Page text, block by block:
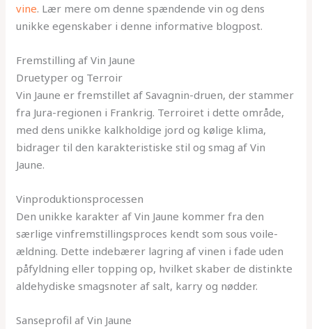
vine. Lær mere om denne spændende vin og dens
unikke egenskaber i denne informative blogpost.
Fremstilling af Vin Jaune
Druetyper og Terroir
Vin Jaune er fremstillet af Savagnin-druen, der stammer
fra Jura-regionen i Frankrig. Terroiret i dette område,
med dens unikke kalkholdige jord og kølige klima,
bidrager til den karakteristiske stil og smag af Vin
Jaune.
Vinproduktionsprocessen
Den unikke karakter af Vin Jaune kommer fra den
særlige vinfremstillingsproces kendt som sous voile-
ældning. Dette indebærer lagring af vinen i fade uden
påfyldning eller topping op, hvilket skaber de distinkte
aldehydiske smagsnoter af salt, karry og nødder.
Sanseprofil af Vin Jaune